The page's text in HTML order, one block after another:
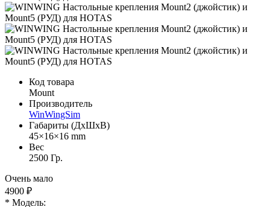
Код товара
Mount
Производитель
WinWingSim
Габариты (ДхШхВ)
45×16×16 mm
Вес
2500 Гр.
Очень мало
4900 ₽
* Модель: